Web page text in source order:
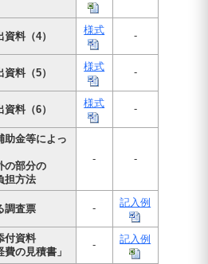
料（4）
様式 -
料（5）
様式 -
料（6）
様式 -
助金等によっ
の部分の
担方法
- -
調査票 - 記入例
付資料
費の見積書」
- 記入例